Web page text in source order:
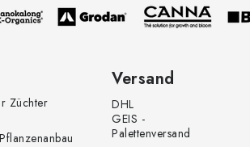
Züchter
Versand
DHL
GEIS -
Palettenversand